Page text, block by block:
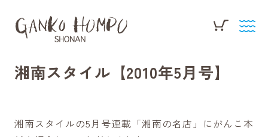
湘南スタイル【2010年5月号】
湘南スタイルの5月号連載「湘南の名店」にがんこ本